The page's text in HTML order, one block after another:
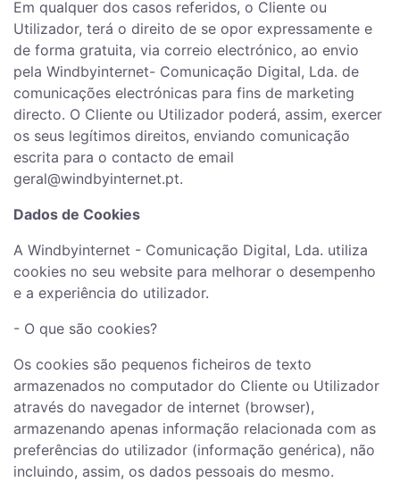
Em qualquer dos casos referidos, o Cliente ou
Utilizador, terá o direito de se opor expressamente e
de forma gratuita, via correio electrónico, ao envio
pela Windbyinternet- Comunicação Digital, Lda. de
comunicações electrónicas para fins de marketing
directo. O Cliente ou Utilizador poderá, assim, exercer
os seus legítimos direitos, enviando comunicação
escrita para o contacto de email
geral@windbyinternet.pt.
Dados de Cookies
A Windbyinternet - Comunicação Digital, Lda. utiliza
cookies no seu website para melhorar o desempenho
e a experiência do utilizador.
- O que são cookies?
Os cookies são pequenos ficheiros de texto
armazenados no computador do Cliente ou Utilizador
através do navegador de internet (browser),
armazenando apenas informação relacionada com as
preferências do utilizador (informação genérica), não
incluindo, assim, os dados pessoais do mesmo.